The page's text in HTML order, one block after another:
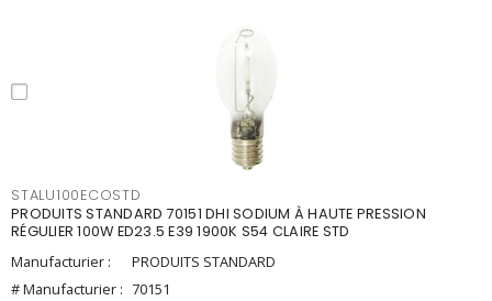
STALU100ECOSTD
PRODUITS STANDARD 70151 DHI SODIUM À HAUTE PRESSION
RÉGULIER 100W ED23.5 E39 1900K S54 CLAIRE STD
Manufacturier :
PRODUITS STANDARD
# Manufacturier : 70151